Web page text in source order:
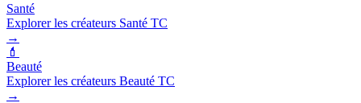
Santé
Explorer les créateurs Santé TC
→
💄
Beauté
Explorer les créateurs Beauté TC
→